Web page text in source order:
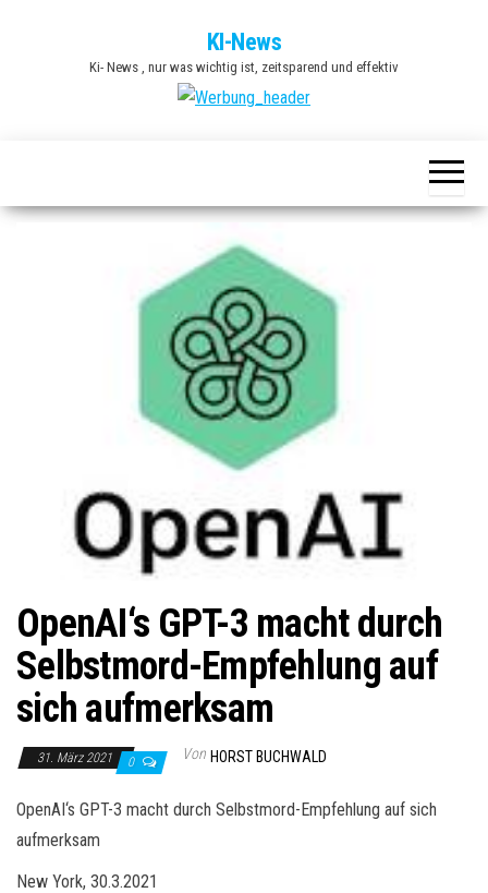
KI-News
Ki- News , nur was wichtig ist, zeitsparend und effektiv
OpenAI‘s GPT-3 macht durch
Selbstmord-Empfehlung auf
sich aufmerksam
31. März 2021 0 Von HORST BUCHWALD
OpenAI‘s GPT-3 macht durch Selbstmord-Empfehlung auf sich
aufmerksam
New York, 30.3.2021